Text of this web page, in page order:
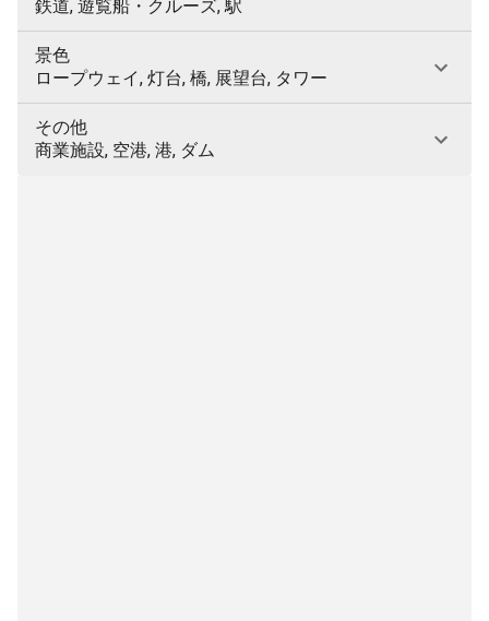
鉄道, 遊覧船・クルーズ, 駅
景色
ロープウェイ, 灯台, 橋, 展望台, タワー
その他
商業施設, 空港, 港, ダム